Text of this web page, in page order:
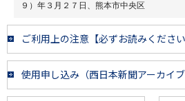
９）年３月２７日、熊本市中央区
ご利用上の注意【必ずお読みください
使用申し込み（西日本新聞アーカイブ